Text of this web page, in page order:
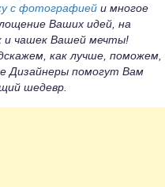
с фотографиейи многое
Ваших идей, на
и чашек Вашей мечты!
как лучше, поможем,
Дизайнеры помогут Вам
шедевр.